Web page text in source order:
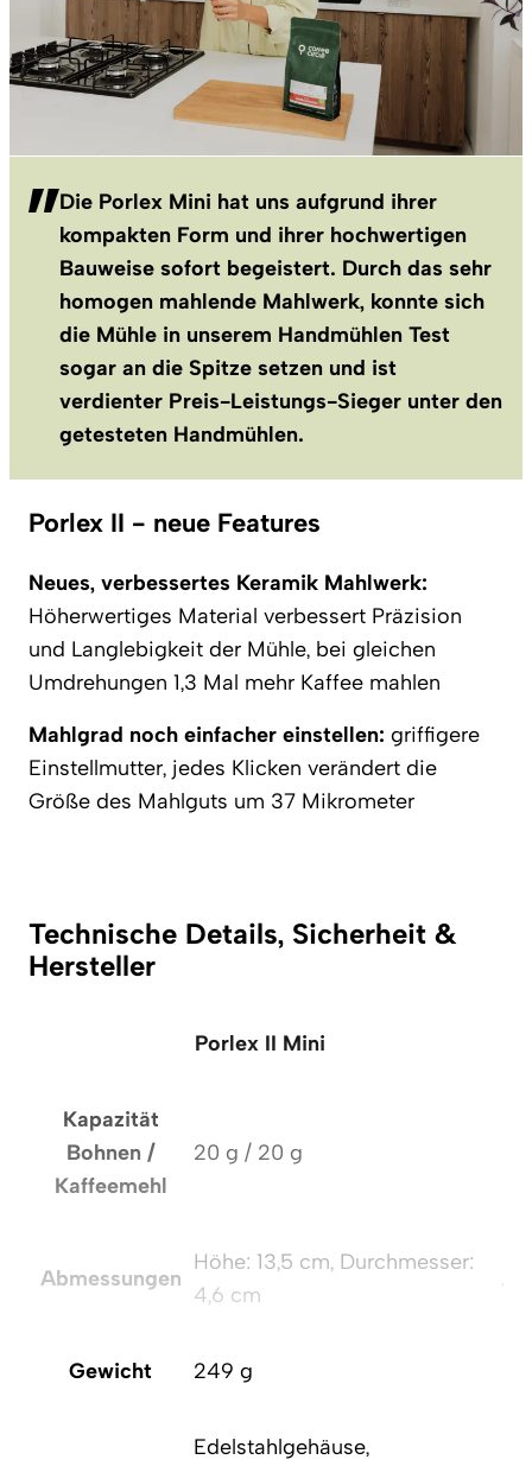
Die Porlex Mini hat uns aufgrund ihrer
kompakten Form und ihrer hochwertigen
Bauweise sofort begeistert. Durch das sehr
homogen mahlende Mahlwerk, konnte sich
die Mühle in unserem Handmühlen Test
sogar an die Spitze setzen und ist
verdienter Preis-Leistungs-Sieger unter den
getesteten Handmühlen.
Porlex II - neue Features
Neues, verbessertes Keramik Mahlwerk:
Höherwertiges Material verbessert Präzision
und Langlebigkeit der Mühle, bei gleichen
Umdrehungen 1,3 Mal mehr Kaffee mahlen
Mahlgrad noch einfacher einstellen: griffigere
Einstellmutter, jedes Klicken verändert die
Größe des Mahlguts um 37 Mikrometer
Technische Details, Sicherheit &
Hersteller
Porlex II Mini
Kapazität
Bohnen /
Kaffeemehl
20 g / 20 g
Abmessungen
Höhe: 13,5 cm, Durchmesser:
4,6 cm
Gewicht 249 g
Edelstahlgehäuse,